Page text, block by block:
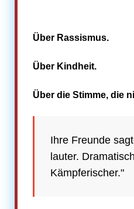
Über Rassismus.
Über Kindheit.
Über die Stimme, die
Ihre Freunde
lauter.
Kämpferischer."